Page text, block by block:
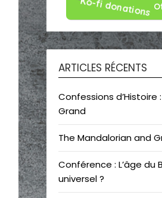
ARTICLES RÉCENTS
Confessions d’Histoire
Grand
The Mandalorian and
Conférence : L’âge du
universel ?